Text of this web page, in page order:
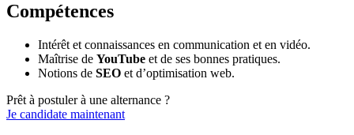
Compétences
Intérêt et connaissances en communication et en vidéo.
Maîtrise de YouTube et de ses bonnes pratiques.
Notions de SEO et d’optimisation web.
Prêt à postuler à une alternance ?
Je candidate maintenant